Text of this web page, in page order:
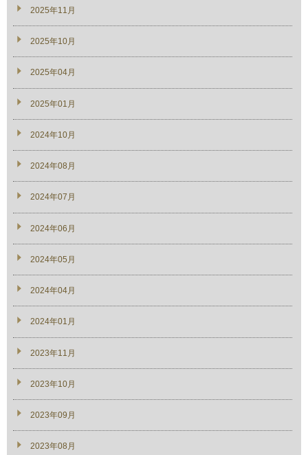
2025年11月
2025年10月
2025年04月
2025年01月
2024年10月
2024年08月
2024年07月
2024年06月
2024年05月
2024年04月
2024年01月
2023年11月
2023年10月
2023年09月
2023年08月